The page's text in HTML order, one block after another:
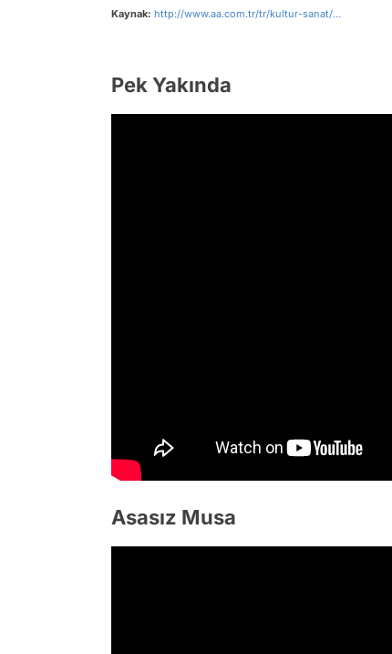
Kaynak: http://www.aa.com.tr/tr/kultur-sanat/...
Pek Yakında
Asasız Musa